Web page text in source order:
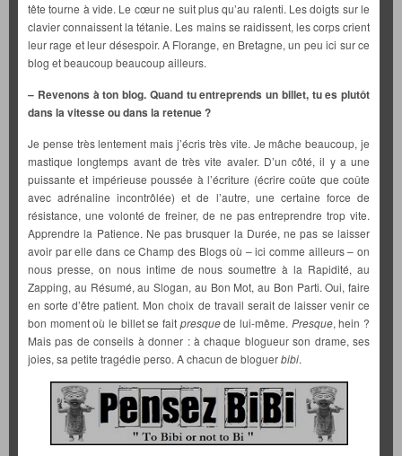
tête tourne à vide. Le cœur ne suit plus qu’au ralenti. Les doigts sur le
clavier connaissent la tétanie. Les mains se raidissent, les corps crient
leur rage et leur désespoir. A Florange, en Bretagne, un peu ici sur ce
blog et beaucoup beaucoup ailleurs.
– Revenons à ton blog. Quand tu entreprends un billet, tu es plutôt
dans la vitesse ou dans la retenue ?
Je pense très lentement mais j’écris très vite. Je mâche beaucoup, je
mastique longtemps avant de très vite avaler. D’un côté, il y a une
puissante et impérieuse poussée à l’écriture (écrire coûte que coûte
avec adrénaline incontrôlée) et de l’autre, une certaine force de
résistance, une volonté de freiner, de ne pas entreprendre trop vite.
Apprendre la Patience. Ne pas brusquer la Durée, ne pas se laisser
avoir par elle dans ce Champ des Blogs où – ici comme ailleurs – on
nous presse, on nous intime de nous soumettre à la Rapidité, au
Zapping, au Résumé, au Slogan, au Bon Mot, au Bon Parti. Oui, faire
en sorte d’être patient. Mon choix de travail serait de laisser venir ce
bon moment où le billet se fait presquede lui-même. Presque, hein ?
Mais pas de conseils à donner : à chaque blogueur son drame, ses
joies, sa petite tragédie perso. A chacun de bloguerbibi.